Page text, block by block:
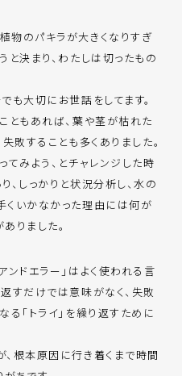
物のパキラが大きくなりすぎ
決まり、わたしは切ったもの
も大切にお世話をしてます。
ともあれば、葉や茎が枯れた
敗することも多くありました。
てみよう、とチャレンジした時
、しっかりと状況分析し、水の
くいかなかった理由には何が
りました。
ンドエラー」はよく使われる言
すだけでは意味がなく、失敗
る「トライ」を繰り返すために
根本原因に行き着くまで時間